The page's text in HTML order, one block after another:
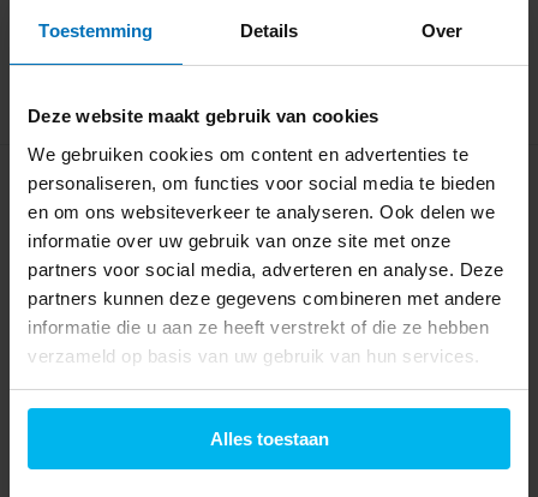
Toestemming Details Over
Deze website maakt gebruik van cookies
We gebruiken cookies om content en advertenties te
personaliseren, om functies voor social media te bieden
en om ons websiteverkeer te analyseren. Ook delen we
informatie over uw gebruik van onze site met onze
partners voor social media, adverteren en analyse. Deze
partners kunnen deze gegevens combineren met andere
informatie die u aan ze heeft verstrekt of die ze hebben
verzameld op basis van uw gebruik van hun services.
Alles toestaan
Ufesa CG7114 Capriccio
- Koffiezetappara...
Tefal Smart'N Light
CM6008 -
Koffiezetap...
1,25 L
10-15 koppen